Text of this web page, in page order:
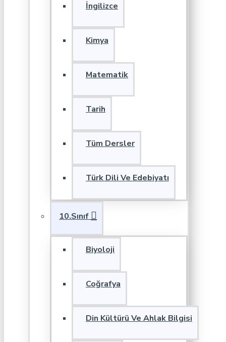
İngilizce
Kimya
Matematik
Tarih
Tüm Dersler
Türk Dili Ve Edebiyatı
10.Sınıf
Biyoloji
Coğrafya
Din Kültürü Ve Ahlak Bilgisi